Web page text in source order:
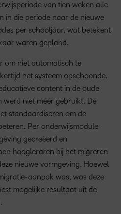
van tien weken alle
in die periode naar de nieuwe
per schooljaar, wat betekent
waren gepland.
om niet automatisch te
het systeem opschoonde.
content in de oude
werd niet meer gebruikt. De
standaardiseren om de
Per onderwijsmodule
gecreëerd en
hoogleraren bij het migreren
nieuwe vormgeving. Hoewel
aanpak was, was deze
mogelijke resultaat uit de